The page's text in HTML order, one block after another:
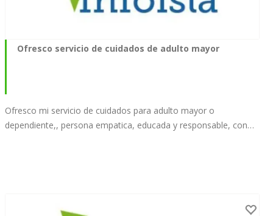
Ofresco servicio de cuidados de adulto mayor
Ofresco mi servicio de cuidados para adulto mayor o
dependiente,, persona empatica, educada y responsable, con…